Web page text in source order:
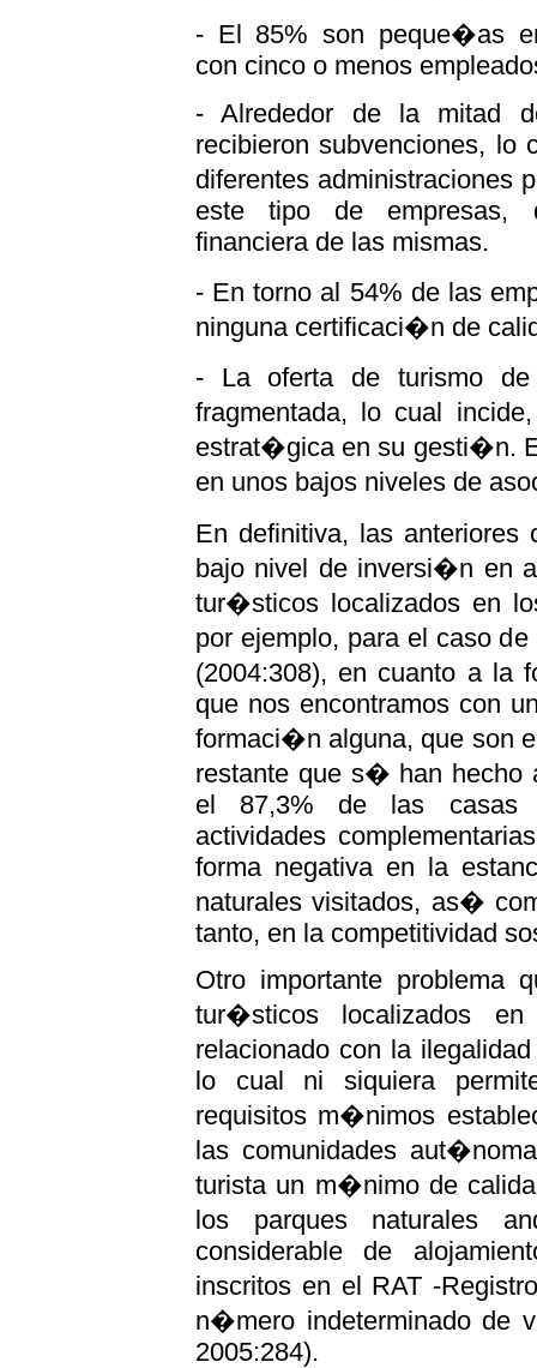
- El 85% son peque�as
con cinco o menos
- Alrededor de la mitad
recibieron subvenciones, lo
diferentes
este tipo de empresas,
financiera de las mismas.
- En torno al 54% de las
ninguna certificaci�n de
- La oferta de turismo
fragmentada, lo cual
estrat�gica en su gesti�n.
en unos bajos niveles de
En definitiva, las
bajo nivel de inversi�n en
tur�sticos localizados en
por ejemplo, para el caso
(2004:308), en cuanto a la
que nos encontramos con
formaci�n alguna, que son
restante que s� han hecho
el 87,3% de las casas
actividades
forma negativa en la
naturales visitados, as�
tanto, en la competitividad
Otro importante problema
tur�sticos localizados
relacionado con la
lo cual ni siquiera
requisitos m�nimos
las comunidades
turista un m�nimo de
los parques naturales
considerable de
inscritos en el RAT -
n�mero indeterminado de
2005:284).